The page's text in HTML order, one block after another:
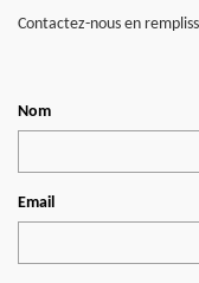
Contactez-nous en
Nom
Email